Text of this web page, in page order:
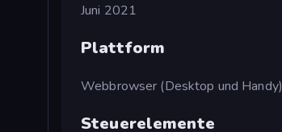
Juni 2021
Plattform
Webbrowser (Desktop und Handy)
Steuerelemente